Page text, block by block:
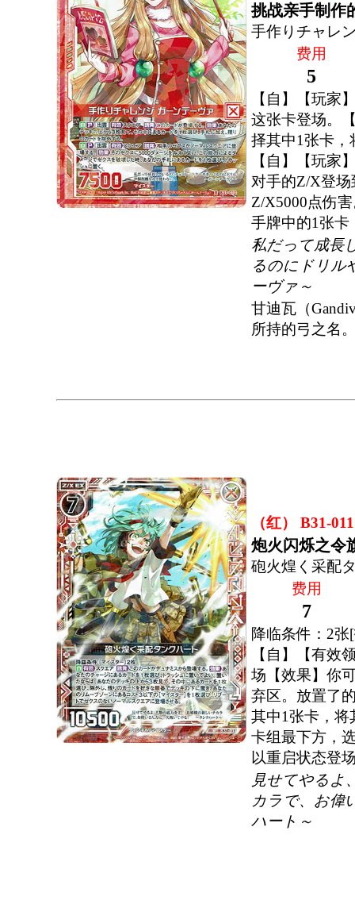
挑战亲手制作
手作りチャレ
费用
5
【自】【玩家
这张卡登场。
择其中1张卡，
【自】【玩家
对手的Z/X登
Z/X5000点伤
手牌中的1张卡
私だって成長
るのにドリル
ーヴァ～
甘迪瓦（
所持的弓之名
（红） B31-
炮火闪烁之令
砲火煌く采配
费用
7
降临条件：2张
【自】【有效
场【效果】你
弃区。放置了
其中1张卡，将
卡组最下方，
以重启状态登
見せてやるよ
カラで、お偉
ハート～